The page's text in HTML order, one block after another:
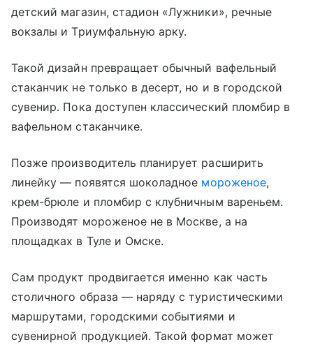
детский магазин, стадион «Лужники», речные
вокзалы и Триумфальную арку.
Такой дизайн превращает обычный вафельный
стаканчик не только в десерт, но и в городской
сувенир. Пока доступен классический пломбир в
вафельном стаканчике.
Позже производитель планирует расширить
линейку — появятся шоколадное мороженое,
крем-брюле и пломбир с клубничным вареньем.
Производят мороженое не в Москве, а на
площадках в Туле и Омске.
Сам продукт продвигается именно как часть
столичного образа — наряду с туристическими
маршрутами, городскими событиями и
сувенирной продукцией. Такой формат может